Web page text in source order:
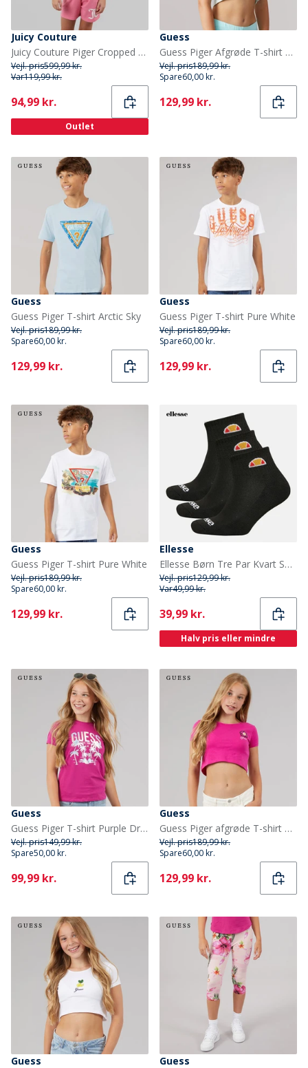
Juicy Couture
Juicy Couture Piger Cropped T-shirt Og Shorts Sæt Pink
Vejl. pris599,99 kr.
Var119,99 kr.
Current
94,99 kr.
Outlet
Guess
Guess Piger Afgrøde T-shirt Peaceful Green
Vejl. pris189,99 kr.
Spare60,00 kr.
Current
129,99 kr.
Guess
Guess Piger T-shirt Arctic Sky
Vejl. pris189,99 kr.
Spare60,00 kr.
Current
129,99 kr.
Guess
Guess Piger T-shirt Pure White
Vejl. pris189,99 kr.
Spare60,00 kr.
Current
129,99 kr.
Guess
Guess Piger T-shirt Pure White
Vejl. pris189,99 kr.
Spare60,00 kr.
Current
129,99 kr.
Ellesse
Ellesse Børn Tre Par Kvart Sokker Sort
Vejl. pris129,99 kr.
Var49,99 kr.
Current
39,99 kr.
Halv pris eller mindre
Guess
Guess Piger T-shirt Purple Dragonfruit
Vejl. pris149,99 kr.
Spare50,00 kr.
Current
99,99 kr.
Guess
Guess Piger afgrøde T-shirt Purple Dragonfruit
Vejl. pris189,99 kr.
Spare60,00 kr.
Current
129,99 kr.
Guess
Guess